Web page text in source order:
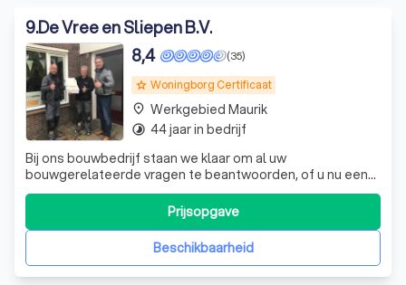
9.De Vree en Sliepen B.V.
grade Woningborg Certificaat
(35)
8,4
Bij ons bouwbedrijf staan we klaar om al uw
bouwgerelateerde vragen te beantwoorden, of u nu een
particulier of ondernemer bent, of het nu gaat om
nieuwbouw of renovatie. Met specialisten in alle aspecten
van bouw en verbouw, beheersen we het gehele
bouwtraject en bieden we u één aanspreekpunt voor
Beschikbaarheid
Prijsopgave
place Werkgebied Maurik
timelapse 44 jaar in bedrijf